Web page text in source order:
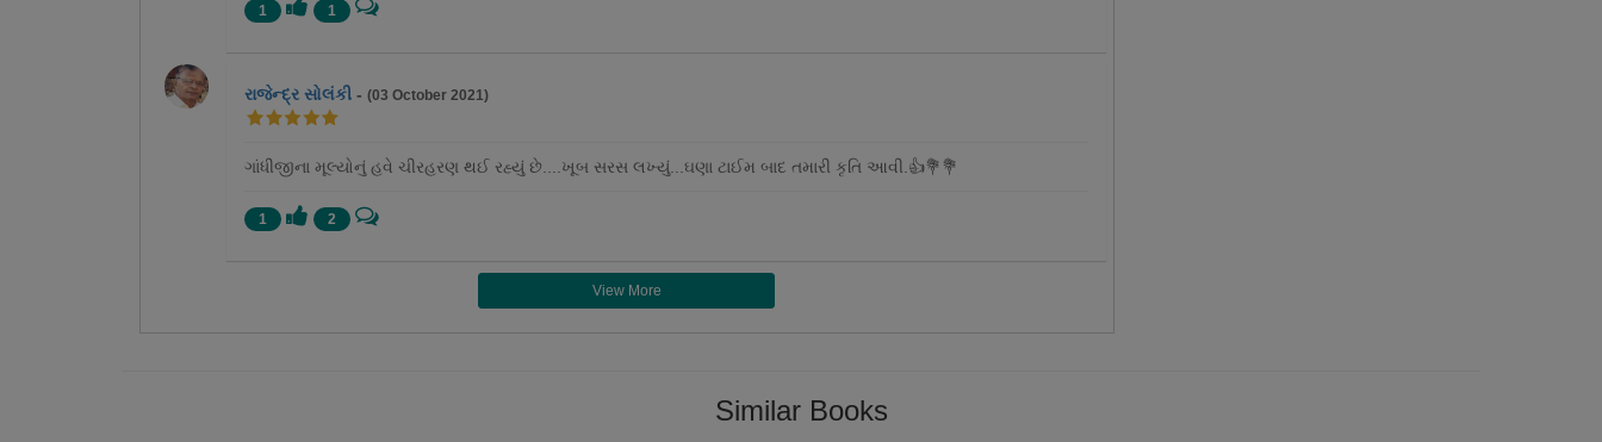
1 1
રાજેન્દ્ર સોલંકી -(03 October 2021)
ગાંધીજીના મૂલ્યોનું હવે ચીરહરણ થઈ રહ્યું છે....ખૂબ સરસ લખ્યું...ઘણા ટાઈમ બાદ તમારી કૃતિ આવી.👍💐💐
1 2
View More
Similar Books